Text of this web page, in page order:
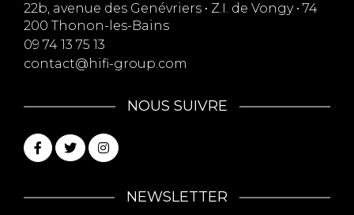
22b, avenue des Genévriers • Z.I. de Vongy • 74
200 Thonon-les-Bains
09 74 13 75 13
contact@hifi-group.com
NOUS SUIVRE
NEWSLETTER